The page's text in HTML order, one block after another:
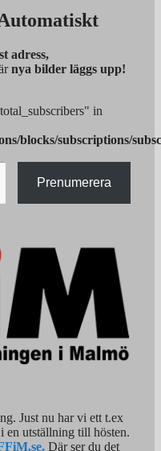
adress,
nya bilder läggs upp!
in
blocks/subscriptions/
Prenumerera
Just nu har vi ett t.ex
en utställning till hösten.
Där ser du det